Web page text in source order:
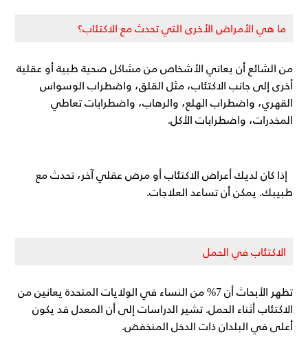
ما هي الأمراض الأخرى التي تحدث مع الاكتئاب؟
من الشائع أن يعاني الأشخاص من مشاكل صحية طبية أو عقلية
أخرى إلى جانب الاكتئاب، مثل القلق، واضطراب الوسواس
القهري، واضطراب الهلع، والرهاب، واضطرابات تعاطي
المخدرات، واضطرابات الأكل.
إذا كان لديك أعراض الاكتئاب أو مرض عقلي آخر، تحدث مع
طبيبك. يمكن أن تساعد العلاجات.
الاكتئاب في الحمل
تظهر الأبحاث أن 7% من النساء في الولايات المتحدة يعانين من
الاكتئاب أثناء الحمل. تشير الدراسات إلى أن المعدل قد يكون
أعلى في البلدان ذات الدخل المنخفض.